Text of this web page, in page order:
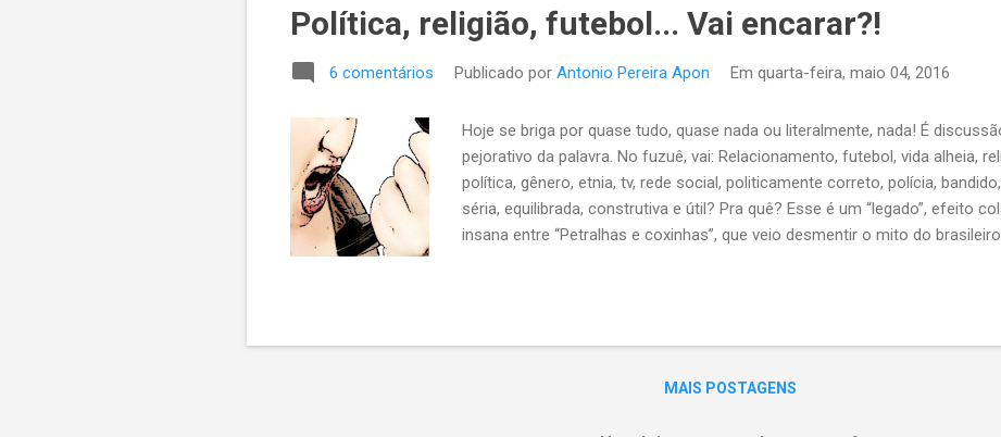
Política, religião, futebol... Vai encarar?!
6 comentários Publicado por Antonio Pereira Apon Em quarta-feira, maio 04, 2016
Hoje se briga por quase tudo, quase nada ou literalmente, nada! É
pejorativo da palavra. No fuzuê, vai: Relacionamento, futebol, vida alheia,
política, gênero, etnia, tv, rede social, politicamente correto, polícia,
séria, equilibrada, construtiva e útil? Pra quê? Esse é um “legado”, efeito
insana entre “Petralhas e coxinhas”, que veio desmentir o mito do
MAIS POSTAGENS